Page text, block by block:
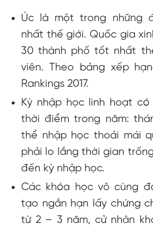
Úc là một trong những
nhất thế giới. Quốc gia
30 thành phố tốt nhất
viên. Theo bảng xếp
Rankings 2017.
Kỳ nhập học linh hoạt
thời điểm trong năm:
thể nhập học thoải mái
phải lo lắng thời gian
đến kỳ nhập học.
Các khóa học vô cùng
tạo ngắn hạn lấy chứng
từ 2 – 3 năm, cử nhân